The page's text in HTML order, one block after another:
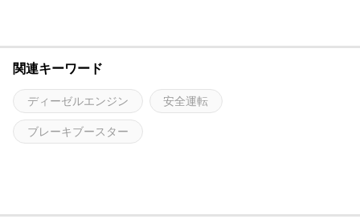
関連キーワード
ディーゼルエンジン 安全運転
ブレーキブースター